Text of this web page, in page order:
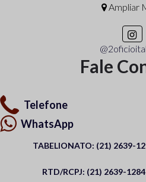
Ampliar
Fale
Telefone
WhatsApp
TABELIONATO: (21) 2639-
RTD/RCPJ: (21) 2639-1284